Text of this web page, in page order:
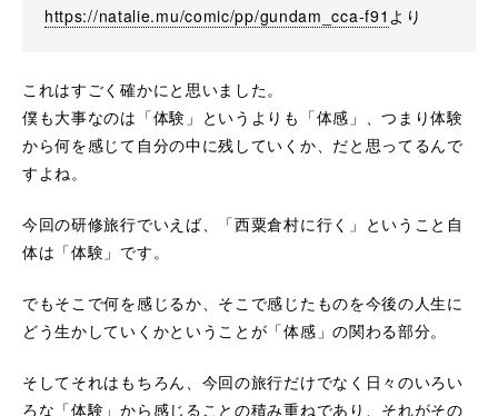
https://natalie.mu/comic/pp/gundam_cca-f91 より
これはすごく確かにと思いました。
僕も大事なのは「体験」というよりも「体感」、つまり体験
から何を感じて自分の中に残していくか、だと思ってるんで
すよね。
今回の研修旅行でいえば、「西粟倉村に行く」ということ自
体は「体験」です。
でもそこで何を感じるか、そこで感じたものを今後の人生に
どう生かしていくかということが「体感」の関わる部分。
そしてそれはもちろん、今回の旅行だけでなく日々のいろい
ろな「体験」から感じることの積み重ねであり、それがその